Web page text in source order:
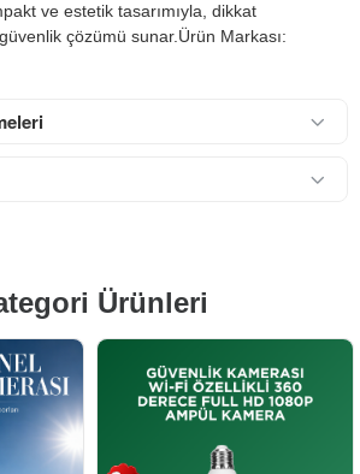
ve estetik tasarımıyla, dikkat
çözümü sunar.Ürün Markası:
Ürünleri